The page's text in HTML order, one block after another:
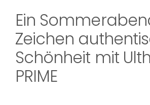
Ein
Zeichen
Schönheit mit
PRIME